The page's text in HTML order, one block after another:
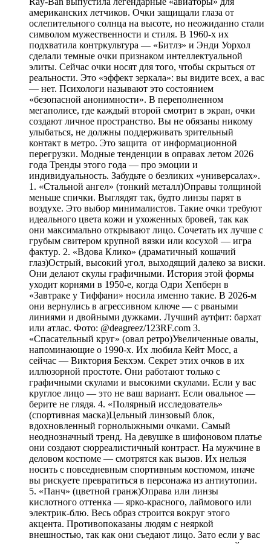
американских летчиков. Очки защищали глаза от
ослепительного солнца на высоте, но неожиданно стали
символом мужественности и стиля. В 1960-х их
подхватила контркультура — «Битлз» и Энди Уорхол
сделали темные очки признаком интеллектуальной
элиты. Сейчас очки носят для того, чтобы скрыться от
реальности. Это «эффект зеркала»: вы видите всех, а вас
— нет. Психологи называют это состоянием
«безопасной анонимности». В переполненном
мегаполисе, где каждый второй смотрит в экран, очки
создают личное пространство. Вы не обязаны никому
улыбаться, не должны поддерживать зрительный
контакт в метро. Это защита от информационной
перегрузки. Модные тенденции в оправах летом 2026
года Тренды этого года — про эмоции и
индивидуальность. Забудьте о безликих «универсалах».
1. «Стальной ангел» (тонкий металл)Оправы толщиной
меньше спички. Выглядят так, будто линзы парят в
воздухе. Это выбор минималистов. Такие очки требуют
идеального цвета кожи и ухоженных бровей, так как
они максимально открывают лицо. Сочетать их лучше с
грубым свитером крупной вязки или косухой — игра
фактур. 2. «Вдова Клико» (драматичный кошачий
глаз)Острый, высокий угол, выходящий далеко за виски.
Они делают скулы графичными. История этой формы
уходит корнями в 1950-е, когда Одри Хепберн в
«Завтраке у Тиффани» носила именно такие. В 2026-м
они вернулись в агрессивном ключе — с рваными
линиями и двойными дужками. Лучший аутфит: бархат
или атлас. Фото: @deagreez/123RF.com 3.
«Спасательный круг» (овал ретро)Увеличенные овалы,
напоминающие о 1990-х. Их любила Кейт Мосс, а
сейчас — Виктория Бекхэм. Секрет этих очков в их
иллюзорной простоте. Они работают только с
графичными скулами и высокими скулами. Если у вас
круглое лицо — это не ваш вариант. Если овальное —
берите не глядя. 4. «Полярный исследователь»
(спортивная маска)Цельный линзовый блок,
вдохновленный горнолыжными очками. Самый
неоднозначный тренд. На девушке в шифоновом платье
они создают сюрреалистичный контраст. На мужчине в
деловом костюме — смотрятся как вызов. Их нельзя
носить с повседневным спортивным костюмом, иначе
вы рискуете превратиться в персонажа из антиутопии.
5. «Панч» (цветной гранж)Оправа или линзы
кислотного оттенка — ярко-красного, лаймового или
электрик-блю. Весь образ строится вокруг этого
акцента. Противопоказаны людям с неяркой
внешностью, так как они съедают лицо. Зато если у вас